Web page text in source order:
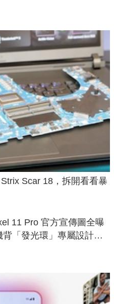
Scar 18，拆開看看暴
11 Pro 官方宣傳圖全曝
背「發光環」專屬設計、